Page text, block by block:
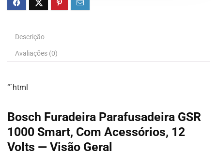
Descrição
Avaliações (0)
“`html
Bosch Furadeira Parafusadeira GSR
1000 Smart, Com Acessórios, 12
Volts — Visão Geral